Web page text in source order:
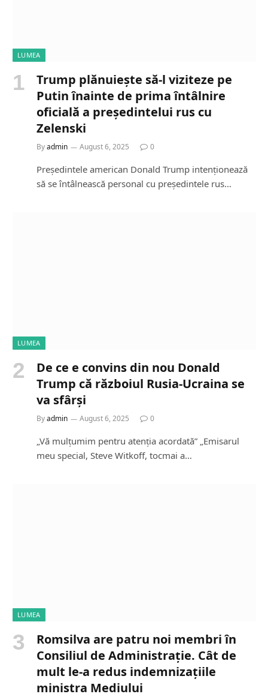
LUMEA
Trump plănuiește să-l viziteze pe
Putin înainte de prima întâlnire
oficială a președintelui rus cu
Zelenski
Byadmin August 6, 2025 0
Președintele american Donald Trump intenționează
să se întâlnească personal cu președintele rus…
LUMEA
De ce e convins din nou Donald
Trump că războiul Rusia-Ucraina se
va sfârși
Byadmin August 6, 2025 0
„Vă mulțumim pentru atenția acordată” „Emisarul
meu special, Steve Witkoff, tocmai a…
LUMEA
Romsilva are patru noi membri în
Consiliul de Administrație. Cât de
mult le-a redus indemnizațiile
ministra Mediului